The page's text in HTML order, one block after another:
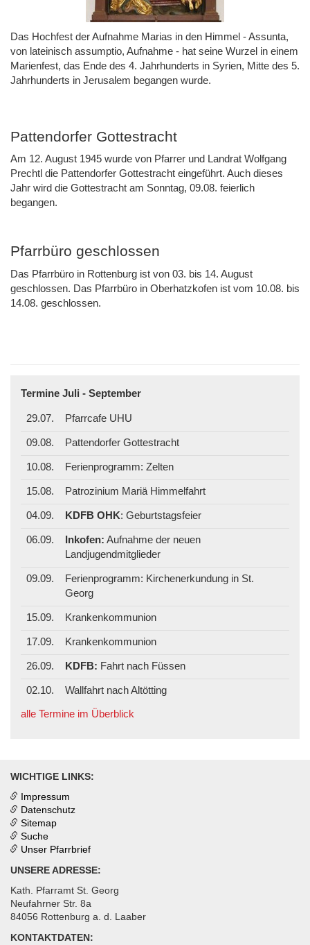
Das Hochfest der Aufnahme Marias in den Himmel - Assunta,
von lateinisch assumptio, Aufnahme - hat seine Wurzel in einem
Marienfest, das Ende des 4. Jahrhunderts in Syrien, Mitte des 5.
Jahrhunderts in Jerusalem begangen wurde.
Pattendorfer Gottestracht
Am 12. August 1945 wurde von Pfarrer und Landrat Wolfgang
Prechtl die Pattendorfer Gottestracht eingeführt. Auch dieses
Jahr wird die Gottestracht am Sonntag, 09.08. feierlich
begangen.
Pfarrbüro geschlossen
Das Pfarrbüro in Rottenburg ist von 03. bis 14. August
geschlossen. Das Pfarrbüro in Oberhatzkofen ist vom 10.08. bis
14.08. geschlossen.
Termine Juli - September
29.07. Pfarrcafe UHU
09.08. Pattendorfer Gottestracht
10.08. Ferienprogramm: Zelten
15.08. Patrozinium Mariä Himmelfahrt
04.09. KDFB OHK: Geburtstagsfeier
06.09. Inkofen: Aufnahme der neuen
Landjugendmitglieder
09.09.
Ferienprogramm: Kirchenerkundung in St.
Georg
15.09. Krankenkommunion
17.09. Krankenkommunion
26.09. KDFB: Fahrt nach Füssen
02.10.
Wallfahrt nach Altötting
alle Termine im Überblick
WICHTIGE LINKS:
Impressum
Datenschutz
Sitemap
Suche
Unser Pfarrbrief
UNSERE ADRESSE:
Kath. Pfarramt St. Georg
Neufahrner Str. 8a
84056 Rottenburg a. d. Laaber
KONTAKTDATEN: